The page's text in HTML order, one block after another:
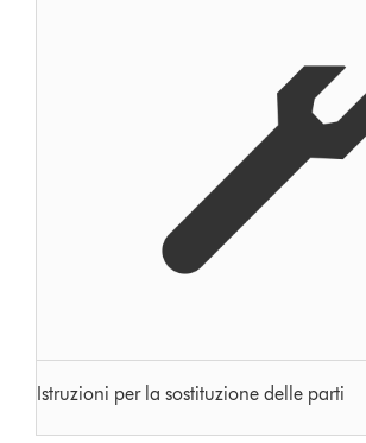
Istruzioni per la sostituzione delle parti